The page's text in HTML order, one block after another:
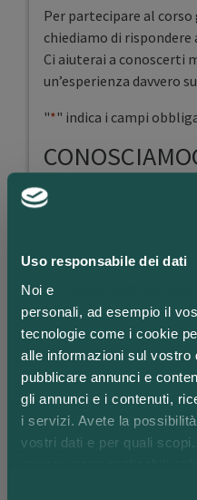
Uso responsabile dei dati
Noi e
personali, ad esempio il
tecnologie come i cookie
alle informazioni sul vostro
pubblicare annunci e
gli annunci e i contenuti,
i servizi. Avete la
vostri dati e per quali
Per partecipare al
chiediamo di rispondere
Ci aiuterai a conoscerti
un’esperienza davvero
"*" indica i campi
Cognome *
Email*